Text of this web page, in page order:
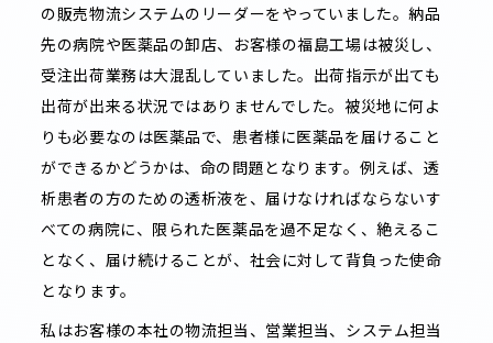
の販売物流システムのリーダーをやっていました。納品
先の病院や医薬品の卸店、お客様の福島工場は被災し、
受注出荷業務は大混乱していました。出荷指示が出ても
出荷が出来る状況ではありませんでした。被災地に何よ
りも必要なのは医薬品で、患者様に医薬品を届けること
ができるかどうかは、命の問題となります。例えば、透
析患者の方のための透析液を、届けなければならないす
べての病院に、限られた医薬品を過不足なく、絶えるこ
となく、届け続けることが、社会に対して背負った使命
となります。
私はお客様の本社の物流担当、営業担当、システム担当